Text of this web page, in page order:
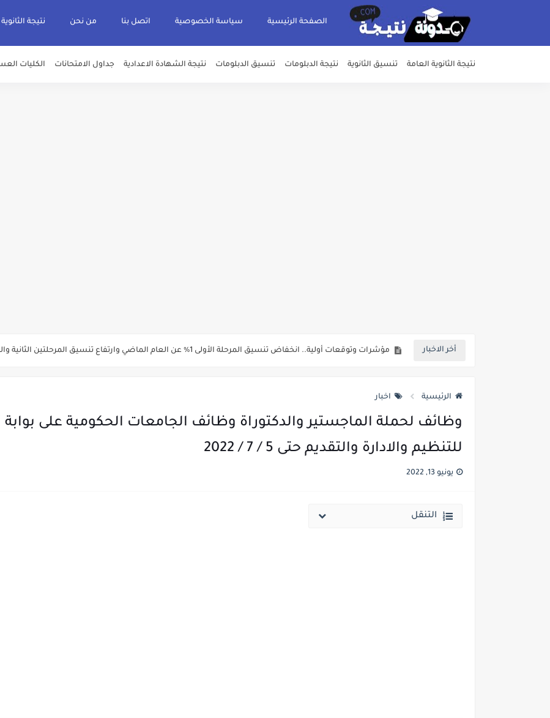
الصفحة الرئيسية سياسة الخصوصية اتصل بنا من نحن نتيجة
نتيجة الثانوية العامة تنسيق الثانوية نتيجة الدبلومات تنسيق الدبلومات نتيجة الشهادة الاعدادية جداول الامتحانات الكليات
أخر الاخبار نتيجة الثانوية العامة ملف اكسل .. كشوف درجات طلاب الثانوية العامة 2026 جميع المدارس والمحافظات بالاسم ورقم الجلوس
الرئيسية اخبار
وظائف لحملة الماجستير والدكتوراة وظائف الجامعات الحكومية على بوابة
للتنظيم والادارة والتقديم حتى 5 / 7 / 2022
يونيو 13, 2022
التنقل